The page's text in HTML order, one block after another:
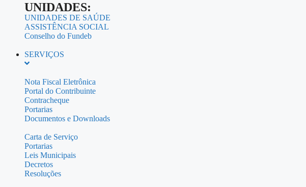
UNIDADES:
UNIDADES DE SAÚDE
ASSISTÊNCIA SOCIAL
Conselho do Fundeb
SERVIÇOS
Nota Fiscal Eletrônica
Portal do Contribuinte
Contracheque
Portarias
Documentos e Downloads
Carta de Serviço
Portarias
Leis Municipais
Decretos
Resoluções